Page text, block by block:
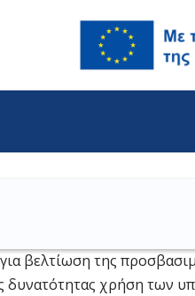
βελτίωση της
δυνατότητας χρήση των